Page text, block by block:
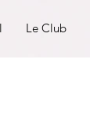
Le Club